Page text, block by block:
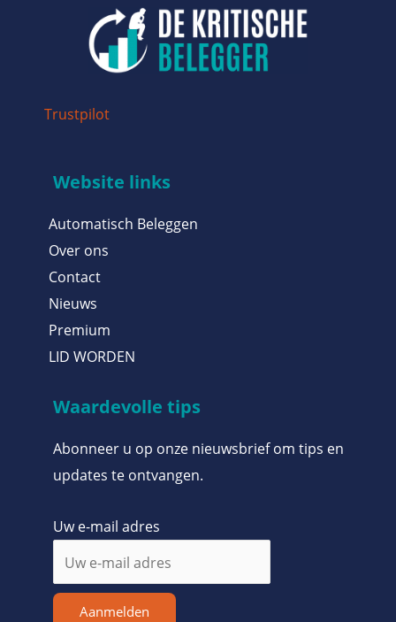
Trustpilot
Website links
Automatisch Beleggen
Over ons
Contact
Nieuws
Premium
LID WORDEN
Waardevolle tips
Abonneer u op onze nieuwsbrief om tips en
updates te ontvangen.
Uw e-mail adres
Aanmelden